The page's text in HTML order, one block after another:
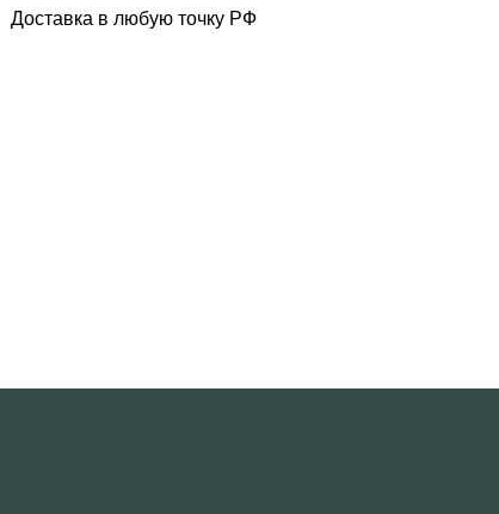
Доставка в любую точку РФ